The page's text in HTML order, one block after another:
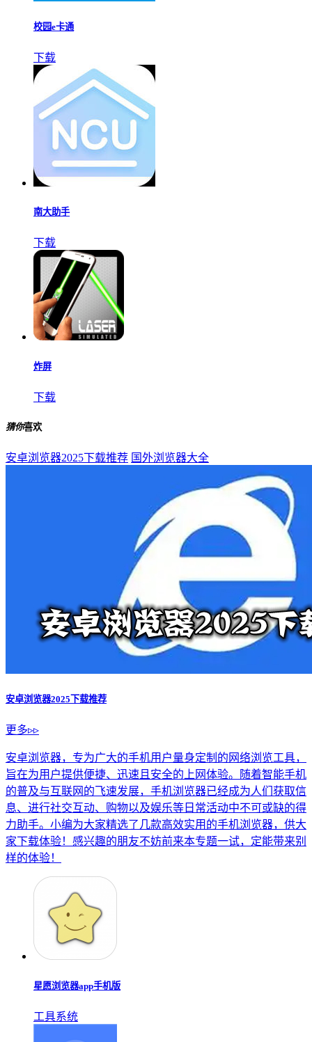
校园e卡通
下载
南大助手
下载
炸屏
下载
猜你喜欢
安卓浏览器2025下载推荐 国外浏览器大全
安卓浏览器2025下载推荐
更多▹▹
安卓浏览器，专为广大的手机用户量身定制的网络浏览工具，
旨在为用户提供便捷、迅速且安全的上网体验。随着智能手机
的普及与互联网的飞速发展，手机浏览器已经成为人们获取信
息、进行社交互动、购物以及娱乐等日常活动中不可或缺的得
力助手。小编为大家精选了几款高效实用的手机浏览器，供大
家下载体验！感兴趣的朋友不妨前来本专题一试，定能带来别
样的体验！
星愿浏览器app手机版
工具系统